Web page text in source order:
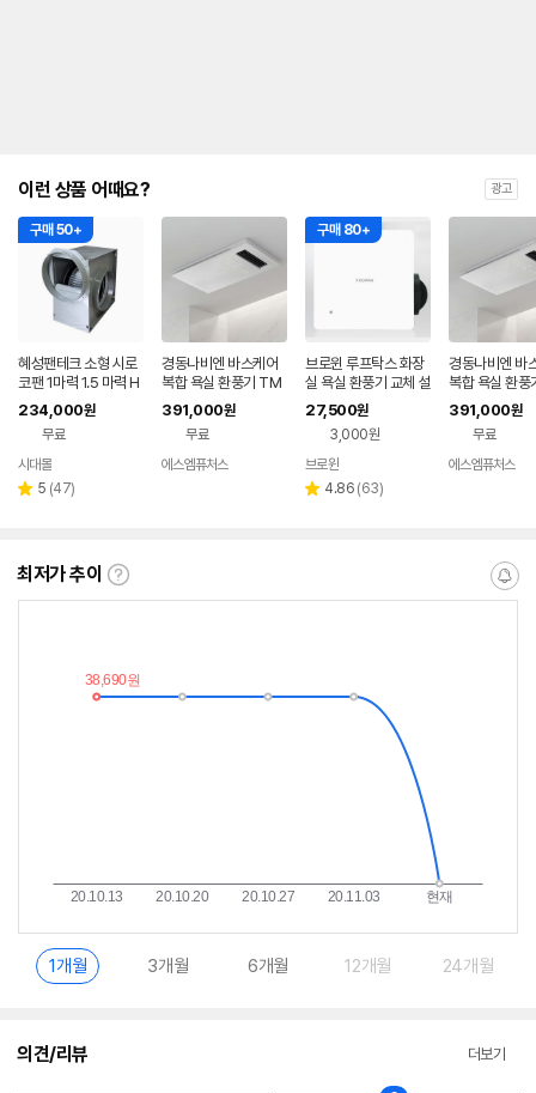
이런 상품 어때요? 광고
구매 50+
혜성팬테크 소형 시로
코팬 1마력 1.5 마력 H
BS-F28S 외 단상 삼
상 산업용 송풍기
234,000원
무료
페이
시대몰
별 5 리
(47)
경동나비엔 바스케어
복합 욕실 환풍기 TM
A530-012F 쿨화이
트 화장실 제습 온풍
391,000원
무료
에스엠퓨처스
구매 80+
브로윈 루프탁스 화장
실 욕실 환풍기 교체 설
치 방법 담배냄새 습기
차단 댐퍼 저소음
27,500원
3,000원
페이
브로윈
별 4.86 리
(63)
경동나비엔 바
복합 욕실 환
A550-012F
트 화장실 제습
문기사 설치
391,000원
무료
에스엠퓨처스
최저가 추이
최
이
란?
알
1개월 3개월 6개월 12개월 24개월
의견/리뷰 더보기